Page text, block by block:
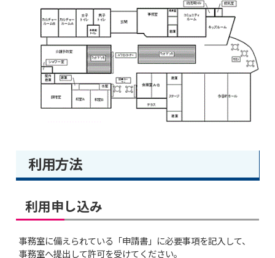
利用方法
利用申し込み
事務室に備えられている「申請書」に必要事項を記入して、
事務室へ提出して許可を受けてください。